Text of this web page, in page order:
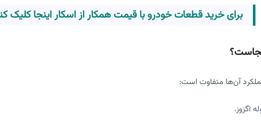
برای خرید قطعات خودرو با قیمت همکار از اسکار اینجا کلیک
آن‌ها متفاوت است:
اگزوز.